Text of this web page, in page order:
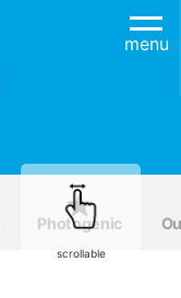
menu
Photogenic
scrollable